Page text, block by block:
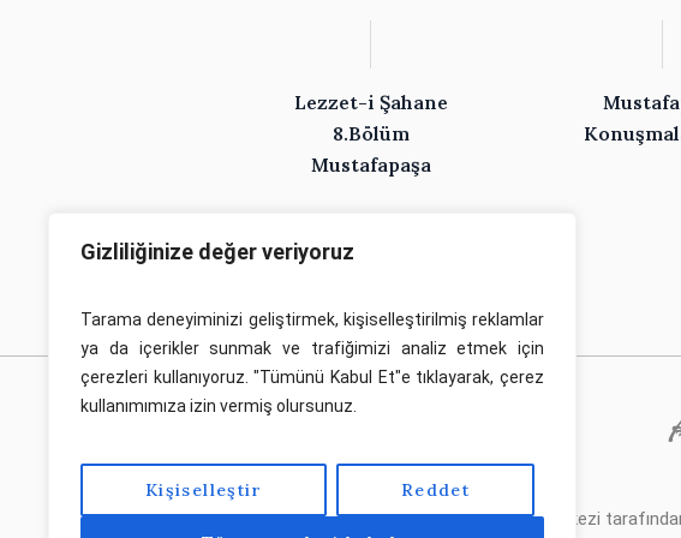
Gizliliğinize değer veriyoruz
Tarama deneyiminizi geliştirmek, kişiselleştirilmiş reklamlar
ya da içerikler sunmak ve trafiğimizi analiz etmek için
çerezleri kullanıyoruz. "Tümünü Kabul Et"e tıklayarak, çerez
kullanımımıza izin vermiş olursunuz.
Kişiselleştir Reddet
Lezzet-i Şahane
8.Bölüm
Mustafapaşa
Bu sayfa Kapadokya Araştırmaları Merkezi